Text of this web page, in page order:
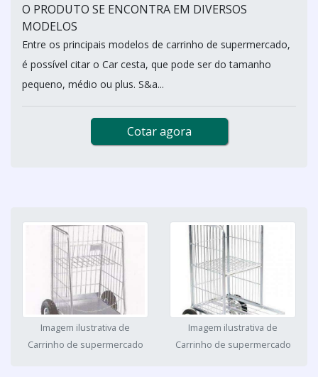
O PRODUTO SE ENCONTRA EM DIVERSOS
MODELOS
Entre os principais modelos de carrinho de supermercado,
é possível citar o Car cesta, que pode ser do tamanho
pequeno, médio ou plus. S&a...
Cotar agora
Imagem ilustrativa de
Carrinho de supermercado
Imagem ilustrativa de
Carrinho de supermercado